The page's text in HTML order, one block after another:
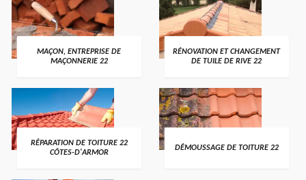
MAÇON, ENTREPRISE DE
MAÇONNERIE 22
RÉNOVATION ET CHANGEMENT
DE TUILE DE RIVE 22
RÉPARATION DE TOITURE 22
CÔTES-D'ARMOR
DÉMOUSSAGE DE TOITURE 22